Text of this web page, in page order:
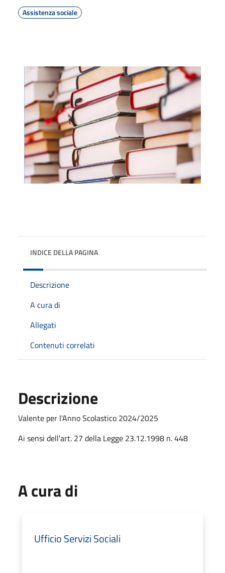
Assistenza sociale
INDICE DELLA PAGINA
Descrizione
A cura di
Allegati
Contenuti correlati
Descrizione
Valente per l'Anno Scolastico 2024/2025
Ai sensi dell’art. 27 della Legge 23.12.1998 n. 448
A cura di
Ufficio Servizi Sociali